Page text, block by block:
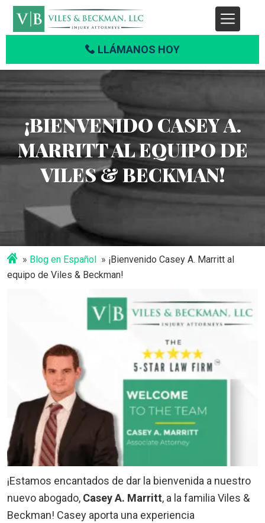
LLÁMANOS HOY
¡BIENVENIDO CASEY A.
MARRITT AL EQUIPO DE
VILES & BECKMAN!
Blog en Español
¡Bienvenido Casey A. Marritt al
equipo de Viles & Beckman!
¡Estamos encantados de dar la bienvenida a nuestro
nuevo abogado, Casey A. Marritt, a la familia Viles &
Beckman! Casey aporta una experiencia